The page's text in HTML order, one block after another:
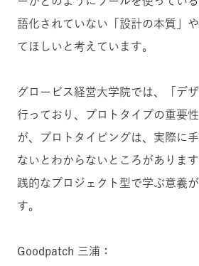
語化されていない「設計の本質」
てほしいと考えています。
グロービス経営大学院では、「デ
行っており、プロトタイプの重要
が、プロトタイピングは、実際に
ないとわからないところがありま
践的なプロジェクト型で学ぶ意義
す。
Goodpatch 三浦：